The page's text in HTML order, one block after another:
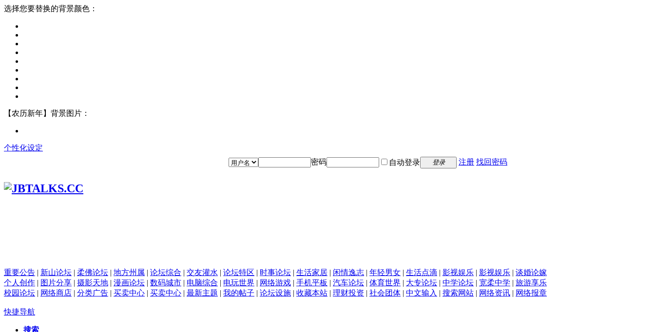
选择您要替换的背景颜色：
【农历新年】背景图片：
个性化设定
密码
自动登录 登录 注册 找回密码
重要公告 | 新山论坛 | 柔佛论坛 | 地方州属 | 论坛综合 | 交友灌水 | 论坛特区 | 时事论坛 | 生活家居 | 闲情逸志 | 年轻男女 | 生活点滴 | 影视娱乐 | 影视娱乐 | 谈婚论嫁
个人创作 | 图片分享 | 摄影天地 | 漫画论坛 | 数码城市 | 电脑综合 | 电玩世界 | 网络游戏 | 手机平板 | 汽车论坛 | 体育世界 | 大专论坛 | 中学论坛 | 宽柔中学 | 旅游享乐
校园论坛 | 网络商店 | 分类广告 | 买卖中心 | 买卖中心 | 最新主题 | 我的帖子 | 论坛设施 | 收藏本站 | 理财投资 | 社会团体 | 中文输入 | 搜索网站 | 网络资讯 | 网络报章
快捷导航
搜索